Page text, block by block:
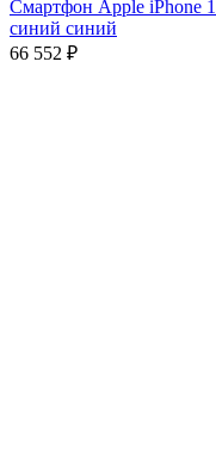
Смартфон Apple iPhone
синий синий
66 552 ₽